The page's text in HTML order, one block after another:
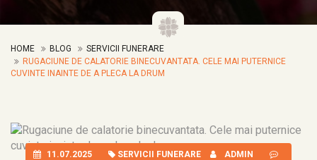
HOME BLOG
SERVICII FUNERARE
RUGACIUNE DE CALATORIE BINECUVANTATA. CELE MAI PUTERNICE
CUVINTE INAINTE DE A PLECA LA DRUM
11.07.2025 SERVICII FUNERARE
ADMIN